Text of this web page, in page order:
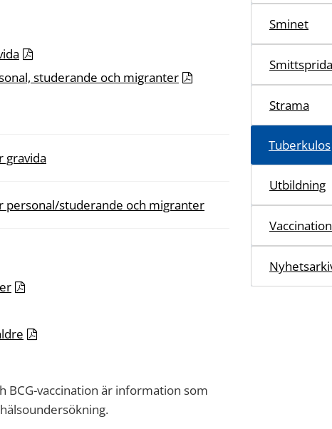
studerande och migranter
gravida
personal/studerande och migranter
BCG-vaccination är information som
Sminet
Strama
Tuberkulos
Utbildning
Vaccination